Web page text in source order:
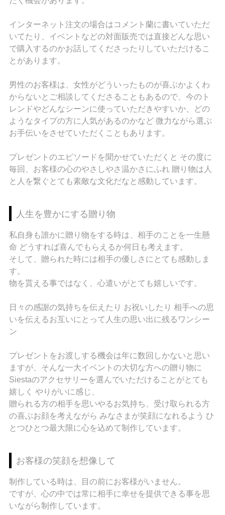
インターネット注文の場合はコメント蘭に書いていただ
いてたり、イベントなどの対面販売では直接どんな思い
で購入するのかお話してくださったりしていただけるこ
とがあります。
男性のお客様は、女性がどういったものが喜ぶかよくわ
からないとご相談してくださることもあるので、今のト
レンドやどんなシーンに使っていただきやすいか、どの
ようなタイプの方に人気があるのかなど 微力ながら選ぶ
お手伝いをさせていただくこともあります。
プレゼントのエピソードを聞かせていただくと その度に
毎回、お客様の心のやさしやさ温かさにふれ 贈り物は人
と人を繋ぐとても素敵な文化だなと感動しています。
人生を豊かにする贈り物
私自身も誰かに贈り物をする時は、相手のことを一生懸
命 どうすれば喜んでもらえるか何日も考えます。
そして、贈られた時には相手の優しさにとても感動しま
す。
物を貰える事ではなく、心遣いがとても嬉しいです。
日々の感謝の気持ちを伝えたり お祝いしたり 相手への思
いを伝えるお互いにとって人生の思い出に残るワンシー
ン
プレゼントをお渡しする機会は年に数回しかないと思い
ますが、そんな一大イベントの大切な方への贈り物に
Siestaのアクセサリーを選んでいただけることがとても
嬉しく やりがいに感じ、
贈られる方の相手を思いやるお気持ち、受け取られる方
の喜ぶお顔を考えながら みなさまが笑顔になれるよう ひ
とつひとつ最大限に心を込めて制作しています。
お客様の笑顔を想像して
制作している時は、目の前にお客様がいません。
ですが、心の中では常に相手に幸せを提供できる事を思
いながら制作しています。